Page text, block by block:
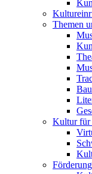
Themen
Kultur für